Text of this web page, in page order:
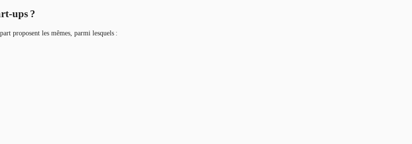
ups ?
proposent les mêmes, parmi lesquels :